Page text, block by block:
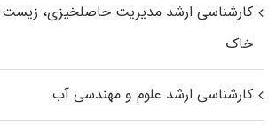
کارشناسی ارشد مدیریت حاصلخیزی، زیست
خاک
کارشناسی ارشد علوم و مهندسی آب